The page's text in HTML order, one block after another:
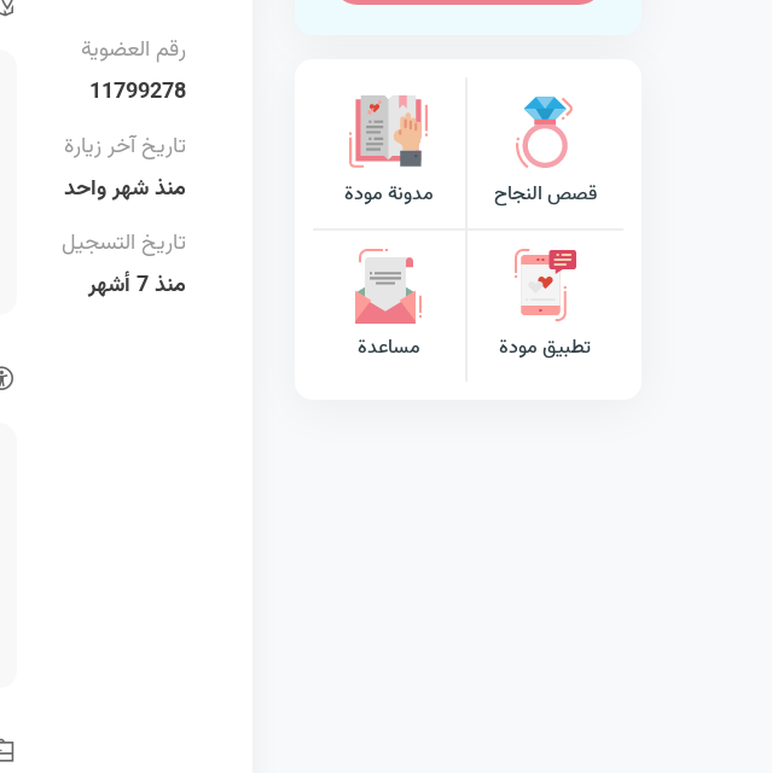
قصص النجاح مدونة مودة
تطبيق مودة مساعدة
رقم العضوية
11799278
تاريخ آخر زيارة
منذ شهر واحد
تاريخ التسجيل
منذ 7 أشهر